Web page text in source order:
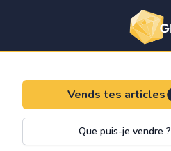
Vends tes articles
Que puis-je vendre ?